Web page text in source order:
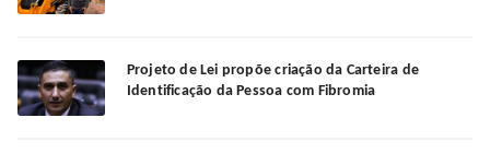
Projeto de Lei propõe criação da Carteira de
Identificação da Pessoa com Fibromia